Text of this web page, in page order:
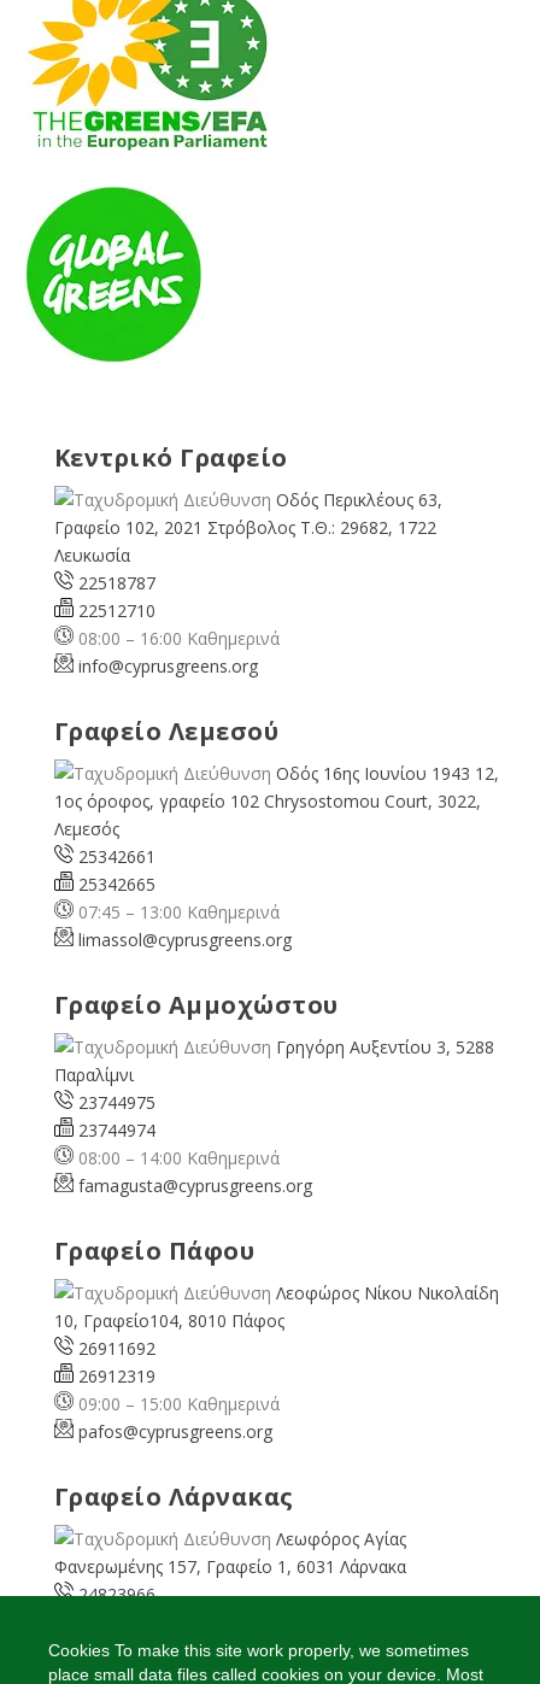
Κεντρικό Γραφείο
Οδός Περικλέους 63,
Γραφείο 102, 2021 Στρόβολος Τ.Θ.: 29682, 1722
Λευκωσία
22518787
22512710
08:00 – 16:00 Καθημερινά
info@cyprusgreens.org
Γραφείο Λεμεσού
Οδός 16ης Ιουνίου 1943 12,
1ος όροφος, γραφείο 102 Chrysostomou Court, 3022,
Λεμεσός
25342661
25342665
07:45 – 13:00 Καθημερινά
limassol@cyprusgreens.org
Γραφείο Αμμοχώστου
Γρηγόρη Αυξεντίου 3, 5288
Παραλίμνι
23744975
23744974
08:00 – 14:00 Καθημερινά
famagusta@cyprusgreens.org
Γραφείο Πάφου
Λεοφώρος Νίκου Νικολαίδη
10, Γραφείο104, 8010 Πάφος
26911692
26912319
09:00 – 15:00 Καθημερινά
pafos@cyprusgreens.org
Γραφείο Λάρνακας
Λεωφόρος Αγίας
Φανερωμένης 157, Γραφείο 1, 6031 Λάρνακα
24823966
08:00 – 16:00 Καθημερινά
larnaka@cyprusgreens. org
Cookies To make this site work properly, we sometimes
place small data files called cookies on your device. Most